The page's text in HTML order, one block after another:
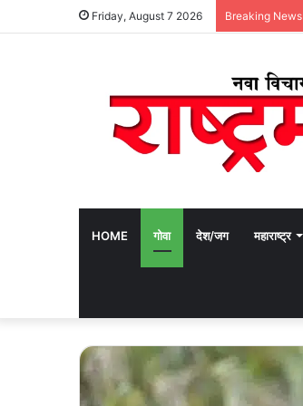
Friday, August 7 2026 Breaking News
HOME गोवा देश/जग महाराष्ट्र